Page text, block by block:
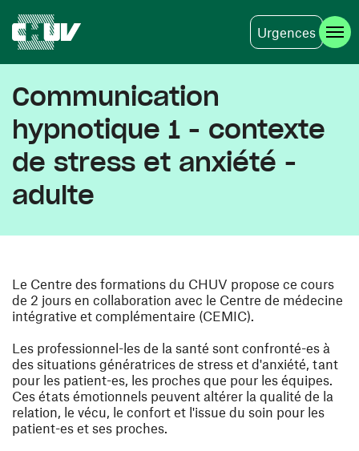
Urgences
Communication
hypnotique 1 - contexte
de stress et anxiété -
adulte
Le Centre des formations du CHUV propose ce cours
de 2 jours en collaboration avec le Centre de médecine
intégrative et complémentaire (CEMIC).
Les professionnel-les de la santé sont confronté-es à
des situations génératrices de stress et d'anxiété, tant
pour les patient-es, les proches que pour les équipes.
Ces états émotionnels peuvent altérer la qualité de la
relation, le vécu, le confort et l'issue du soin pour les
patient-es et ses proches.